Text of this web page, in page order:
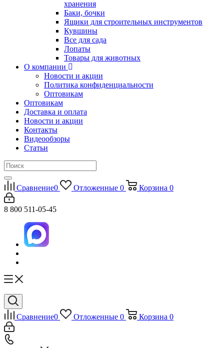
хранения
Баки, бочки
Ящики для строительных инструментов
Кувшины
Все для сада
Лопаты
Товары для животных
О компании
Новости и акции
Политика конфиденциальности
Оптовикам
Оптовикам
Доставка и оплата
Новости и акции
Контакты
Видеообзоры
Статьи
Сравнение0 Отложенные 0 Корзина 0
8 800 511-05-45
Сравнение0 Отложенные 0 Корзина 0